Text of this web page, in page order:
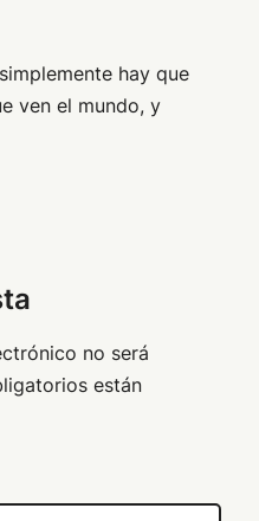
hay que
ven el mundo, y
no será
están